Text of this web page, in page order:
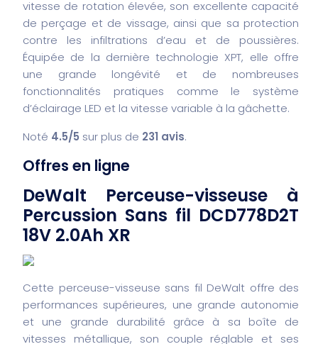
vitesse de rotation élevée, son excellente capacité
de perçage et de vissage, ainsi que sa protection
contre les infiltrations d’eau et de poussières.
Équipée de la dernière technologie XPT, elle offre
une grande longévité et de nombreuses
fonctionnalités pratiques comme le système
d’éclairage LED et la vitesse variable à la gâchette.
Noté 4.5/5 sur plus de 231 avis.
Offres en ligne
DeWalt Perceuse-visseuse à
Percussion Sans fil DCD778D2T
18V 2.0Ah XR
Cette perceuse-visseuse sans fil DeWalt offre des
performances supérieures, une grande autonomie
et une grande durabilité grâce à sa boîte de
vitesses métallique, son couple réglable et ses